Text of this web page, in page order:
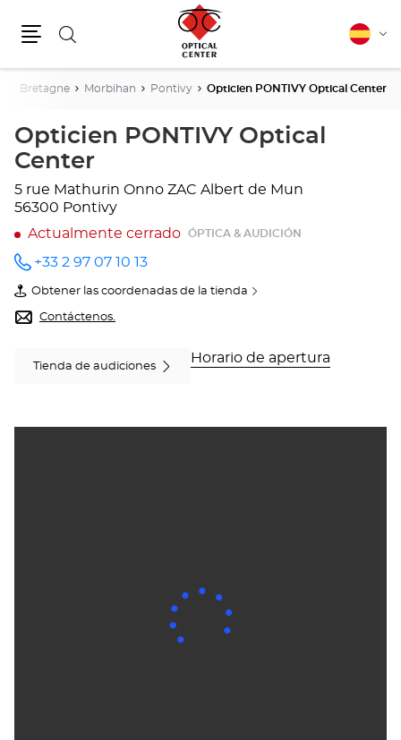
Buscar Español
Bretagne Morbihan Pontivy Opticien PONTIVY Optical Center
Opticien PONTIVY Optical
Center
5 rue Mathurin Onno ZAC Albert de Mun
56300 Pontivy
Actualmente cerrado
ÓPTICA & AUDICIÓN
número
de
teléfono
+33 2 97 07 10 13
Obtener las coordenadas de la tienda
de
Opticien
PONTIVY
Contáctenos.
Tienda de audiciones
Horario de apertura